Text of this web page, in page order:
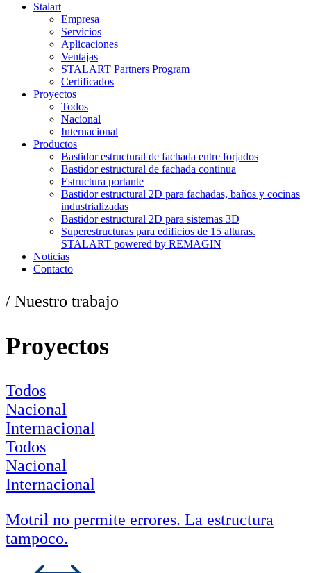
Stalart
Empresa
Servicios
Aplicaciones
Ventajas
STALART Partners Program
Certificados
Proyectos
Todos
Nacional
Internacional
Productos
Bastidor estructural de fachada entre forjados
Bastidor estructural de fachada continua
Estructura portante
Bastidor estructural 2D para fachadas, baños y cocinas
industrializadas
Bastidor estructural 2D para sistemas 3D
Superestructuras para edificios de 15 alturas.
STALART powered by REMAGIN
Noticias
Contacto
/ Nuestro trabajo
Proyectos
Todos
Nacional
Internacional
Todos
Nacional
Internacional
Motril no permite errores. La estructura
tampoco.